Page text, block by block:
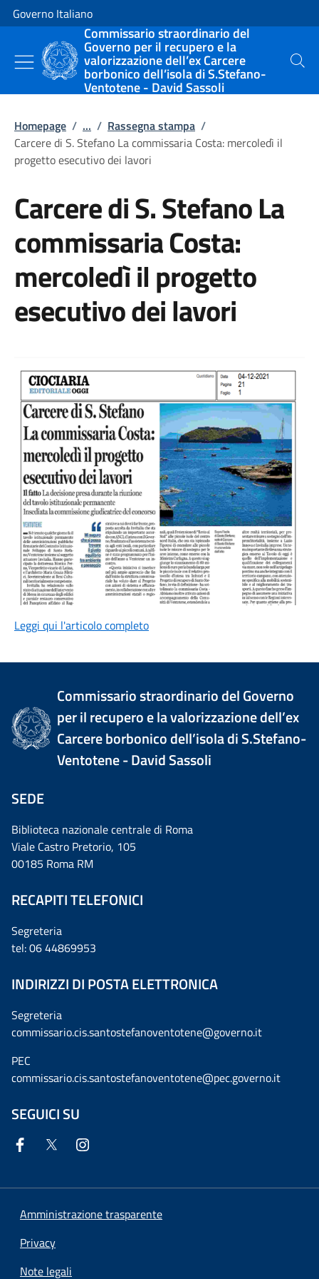
Vai al contenuto
Vai alla navigazione del sito
Governo Italiano
Commissario straordinario del
Governo per il recupero e la
valorizzazione dell’ex Carcere
borbonico dell’isola di S.Stefano-
Ventotene - David Sassoli
Cerca
Homepage / ... / Rassegna stampa /
Carcere di S. Stefano La commissaria Costa: mercoledì il
progetto esecutivo dei lavori
Carcere di S. Stefano La
commissaria Costa:
mercoledì il progetto
esecutivo dei lavori
Leggi qui l'articolo completo
Commissario straordinario del Governo
per il recupero e la valorizzazione dell’ex
Carcere borbonico dell’isola di S.Stefano-
Ventotene - David Sassoli
SEDE
Biblioteca nazionale centrale di Roma
Viale Castro Pretorio, 105
00185 Roma RM
RECAPITI TELEFONICI
Segreteria
tel: 06 44869953
INDIRIZZI DI POSTA ELETTRONICA
Segreteria
commissario.cis.santostefanoventotene@governo.it
PEC
commissario.cis.santostefanoventotene@pec.governo.it
SEGUICI SU
Amministrazione trasparente
Privacy
Note legali